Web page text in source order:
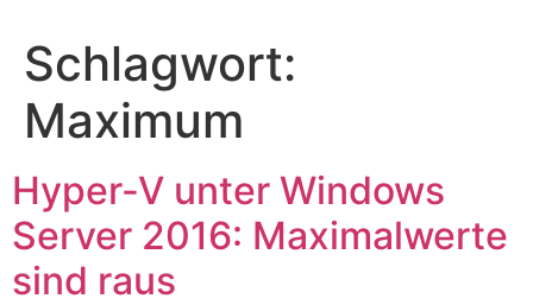
Schlagwort:
Maximum
Hyper-V unter Windows
Server 2016: Maximalwerte
sind raus